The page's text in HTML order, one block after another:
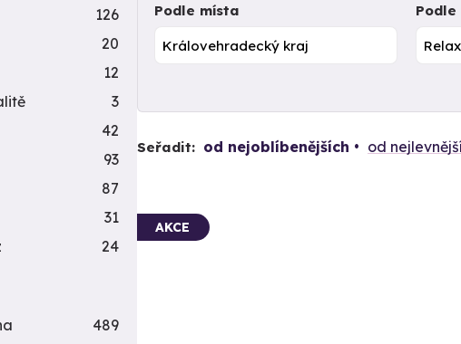
Podle místa
Seřadit: od nejoblíbenějších od
AKCE
126
20
12
3
42
93
87
31
24
489